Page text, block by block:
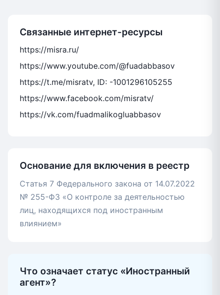
Связанные интернет-ресурсы
https://misra.ru/
https://www.youtube.com/@fuadabbasov
https://t.me/misratv, ID: -1001296105255
https://www.facebook.com/misratv/
https://vk.com/fuadmalikogluabbasov
Основание для включения в реестр
Статья 7 Федерального закона от 14.07.2022
№ 255-ФЗ «О контроле за деятельностью
лиц, находящихся под иностранным
влиянием»
Что означает статус «Иностранный
агент»?